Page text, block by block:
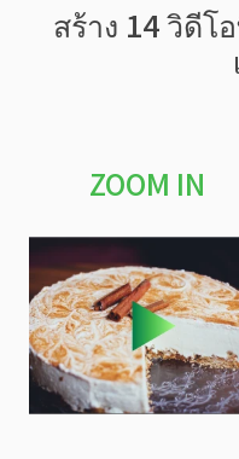
สร้าง 14 วิดีโ
ZOOM IN